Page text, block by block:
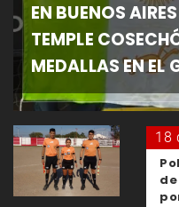
EN BUENOS
TEMPLE
MEDALLAS EN EL
18